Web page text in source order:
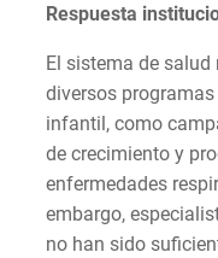
Respuesta
El sistema de
diversos
infantil, como
de crecimiento y
enfermedades
embargo,
no han sido